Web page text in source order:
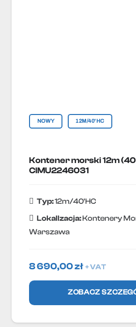
NOWY 12M/40'HC
Kontener morski 12m
CIMU2246031
Typ:12m/40'HC
Lokallzacja:Kontenery
Warszawa
8 690,00zł + VAT
ZOBACZ